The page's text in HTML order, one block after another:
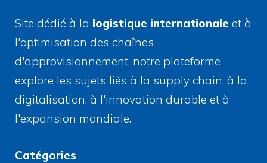
Site dédié à la logistique internationale et à
l'optimisation des chaînes
d'approvisionnement, notre plateforme
explore les sujets liés à la supply chain, à la
digitalisation, à l'innovation durable et à
l'expansion mondiale.
Catégories